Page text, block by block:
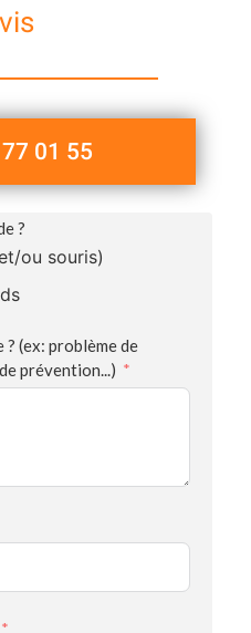
01 55
?
ou souris)
(ex: problème de
prévention...)